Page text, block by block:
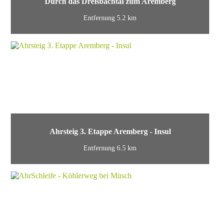
Entfernung 5.2 km
Ahrsteig 3. Etappe Aremberg - Insul
Entfernung 6.5 km